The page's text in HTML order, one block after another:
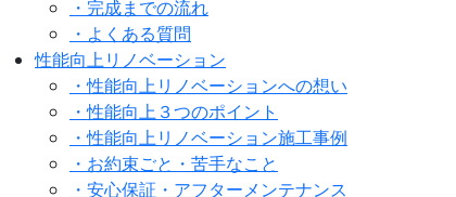
・完成までの流れ
・よくある質問
性能向上リノベーション
・性能向上リノベーションへの想い
・性能向上３つのポイント
・性能向上リノベーション施工事例
・お約束ごと・苦手なこと
・安心保証・アフターメンテナンス